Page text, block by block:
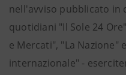
nell'avviso pubblicato in
quotidiani "Il Sole 24
e Mercati", "La Nazione"
internazionale" -